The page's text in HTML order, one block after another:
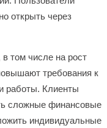
открыть через
том числе на рост
требования к
работы. Клиенты
сложные финансовые
индивидуальные